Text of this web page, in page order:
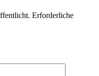
Erforderliche